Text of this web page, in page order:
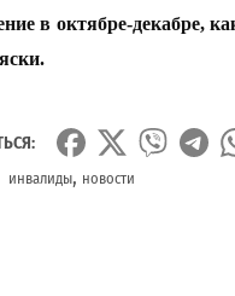
в октябре-декабре,
инвалиды, новости